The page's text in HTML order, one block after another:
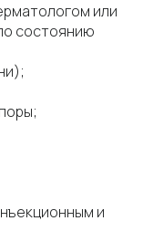
или
состоянию
и